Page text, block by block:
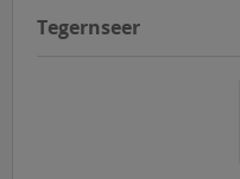
Tegernseer